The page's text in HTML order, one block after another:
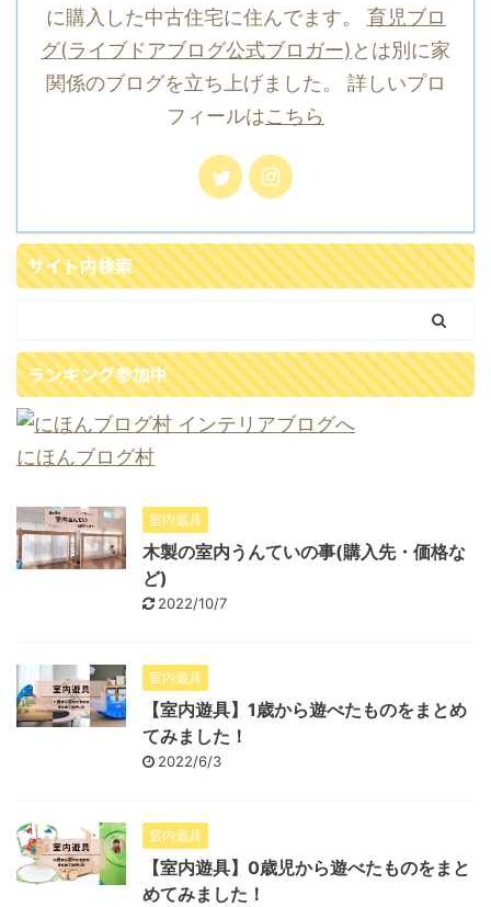
に購入した中古住宅に住んでます。 育児ブロ
グ(ライブドアブログ公式ブロガー) とは別に家
関係のブログを立ち上げました。 詳しいプロ
フィールはこちら
サイト内検索
ランキング参加中
にほんブログ村
室内遊具
木製の室内うんていの事(購入先・価格な
ど)
2022/10/7
室内遊具
【室内遊具】1歳から遊べたものをまとめ
てみました！
2022/6/3
室内遊具
【室内遊具】0歳児から遊べたものをまと
めてみました！